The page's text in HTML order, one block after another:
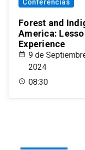
Conferencias
Forest and
America:
Experience
9 de
2024
08:30